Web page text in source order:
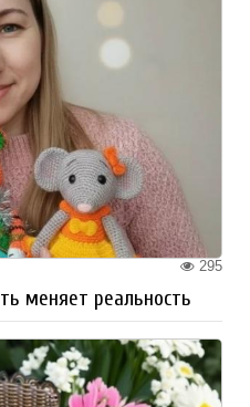
295
меняет реальность